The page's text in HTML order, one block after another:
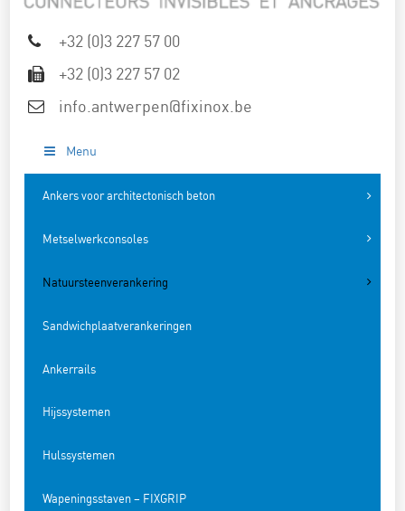
+32 (0)3 227 57 00
+32 (0)3 227 57 02
info.antwerpen@fixinox.be
Menu
Ankers voor architectonisch beton
Metselwerkconsoles
Natuursteenverankering
Sandwichplaatverankeringen
Ankerrails
Hijssystemen
Hulssystemen
Wapeningsstaven – FIXGRIP